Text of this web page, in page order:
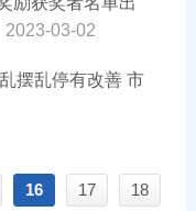
2023-03-02
摆乱停有改善 市
16 17 18